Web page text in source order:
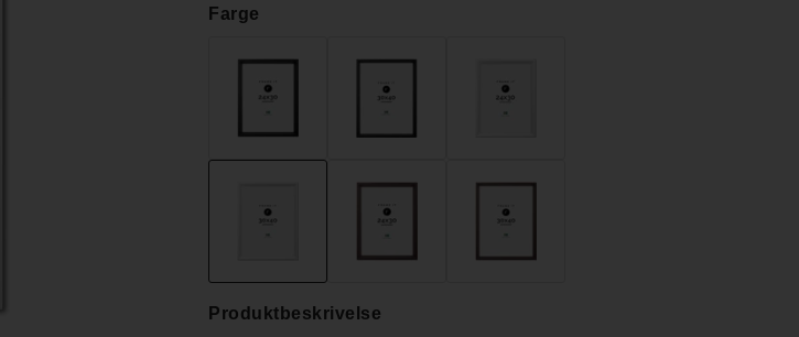
Farge
Produktbeskrivelse